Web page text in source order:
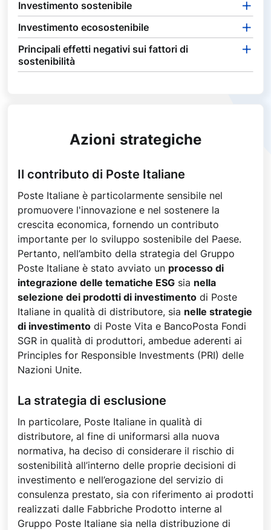
Investimento sostenibile
Investimento ecosostenibile
Principali effetti negativi sui fattori di
sostenibilità
Azioni strategiche
Il contributo di Poste Italiane
Poste Italiane è particolarmente sensibile nel
promuovere l'innovazione e nel sostenere la
crescita economica, fornendo un contributo
importante per lo sviluppo sostenibile del Paese.
Pertanto, nell’ambito della strategia del Gruppo
Poste Italiane è stato avviato un processo di
integrazione delle tematiche ESG sia nella
selezione dei prodotti di investimento di Poste
Italiane in qualità di distributore, sia nelle strategie
di investimento di Poste Vita e BancoPosta Fondi
SGR in qualità di produttori, ambedue aderenti ai
Principles for Responsible Investments (PRI) delle
Nazioni Unite.
La strategia di esclusione
In particolare, Poste Italiane in qualità di
distributore, al fine di uniformarsi alla nuova
normativa, ha deciso di considerare il rischio di
sostenibilità all’interno delle proprie decisioni di
investimento e nell’erogazione del servizio di
consulenza prestato, sia con riferimento ai prodotti
realizzati dalle Fabbriche Prodotto interne al
Gruppo Poste Italiane sia nella distribuzione di